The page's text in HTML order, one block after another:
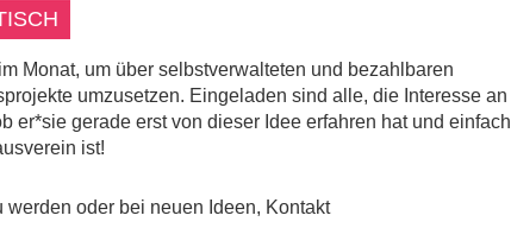
Monat, um über selbstverwalteten und bezahlbaren
umzusetzen. Eingeladen sind alle, die Interesse an
er*sie gerade erst von dieser Idee erfahren hat und einfach
ist!
oder bei neuen Ideen, Kontakt